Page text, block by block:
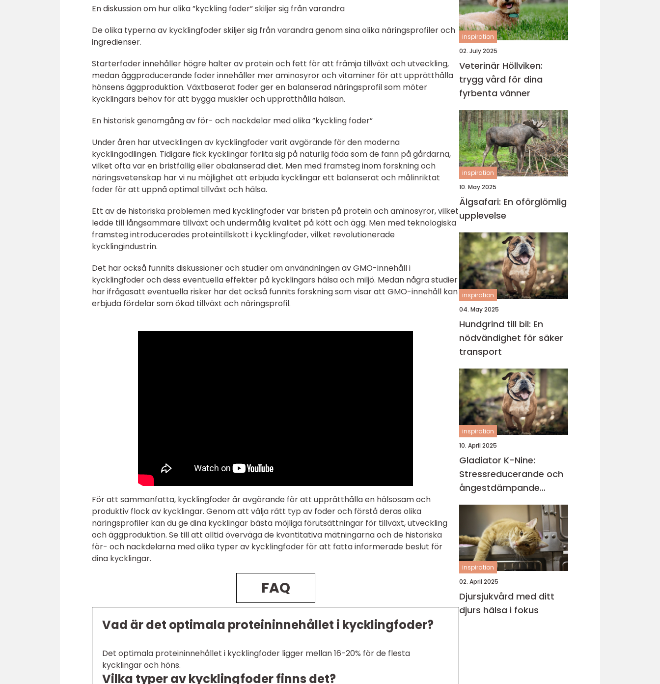
En diskussion om hur olika ”kyckling foder” skiljer sig från varandra
De olika typerna av kycklingfoder skiljer sig från varandra genom sina olika näringsprofiler och
ingredienser.
Starterfoder innehåller högre halter av protein och fett för att främja tillväxt och utveckling,
medan äggproducerande foder innehåller mer aminosyror och vitaminer för att upprätthålla
hönsens äggproduktion. Växtbaserat foder ger en balanserad näringsprofil som möter
kycklingars behov för att bygga muskler och upprätthålla hälsan.
En historisk genomgång av för- och nackdelar med olika ”kyckling foder”
Under åren har utvecklingen av kycklingfoder varit avgörande för den moderna
kycklingodlingen. Tidigare fick kycklingar förlita sig på naturlig föda som de fann på gårdarna,
vilket ofta var en bristfällig eller obalanserad diet. Men med framsteg inom forskning och
näringsvetenskap har vi nu möjlighet att erbjuda kycklingar ett balanserat och målinriktat
foder för att uppnå optimal tillväxt och hälsa.
Ett av de historiska problemen med kycklingfoder var bristen på protein och aminosyror, vilket
ledde till långsammare tillväxt och undermålig kvalitet på kött och ägg. Men med teknologiska
framsteg introducerades proteintillskott i kycklingfoder, vilket revolutionerade
kycklingindustrin.
Det har också funnits diskussioner och studier om användningen av GMO-innehåll i
kycklingfoder och dess eventuella effekter på kycklingars hälsa och miljö. Medan några studier
har ifrågasatt eventuella risker har det också funnits forskning som visar att GMO-innehåll kan
erbjuda fördelar som ökad tillväxt och näringsprofil.
För att sammanfatta, kycklingfoder är avgörande för att upprätthålla en hälsosam och
produktiv flock av kycklingar. Genom att välja rätt typ av foder och förstå deras olika
näringsprofiler kan du ge dina kycklingar bästa möjliga förutsättningar för tillväxt, utveckling
och äggproduktion. Se till att alltid överväga de kvantitativa mätningarna och de historiska
för- och nackdelarna med olika typer av kycklingfoder för att fatta informerade beslut för
dina kycklingar.
FAQ
Vad är det optimala proteininnehållet i kycklingfoder?
Det optimala proteininnehållet i kycklingfoder ligger mellan 16-20% för de flesta
kycklingar och höns.
Vilka typer av kycklingfoder finns det?
inspiration
02. July 2025
Veterinär Höllviken:
trygg vård för dina
fyrbenta vänner
inspiration
10. May 2025
Älgsafari: En oförglömlig
upplevelse
inspiration
04. May 2025
Hundgrind till bil: En
nödvändighet för säker
transport
inspiration
10. April 2025
Gladiator K-Nine:
Stressreducerande och
ångestdämpande
hundhalsband
inspiration
02. April 2025
Djursjukvård med ditt
djurs hälsa i fokus